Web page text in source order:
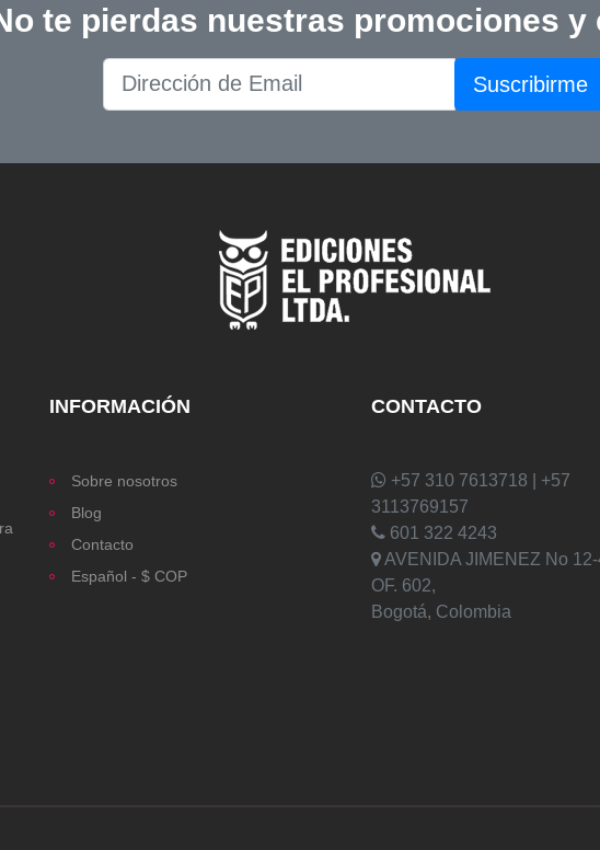
te pierdas nuestras promociones y
Suscribirme
INFORMACIÓN
Sobre nosotros
Blog
Contacto
Español - $ COP
CONTACTO
+57 310 7613718 | +57
3113769157
601 322 4243
AVENIDA JIMENEZ No
OF. 602,
Bogotá, Colombia